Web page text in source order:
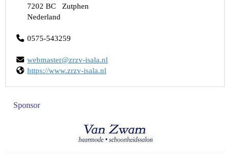
7202 BC Zutphen
Nederland
0575-543259
retsambew@zrzv-isala.nl
https://www.zrzv-isala.nl
Sponsor